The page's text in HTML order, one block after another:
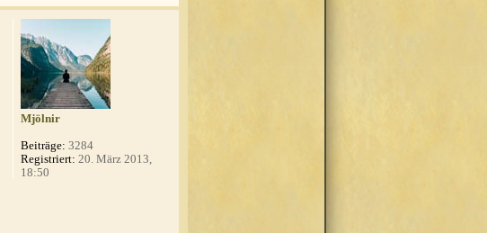
Mjölnir
Beiträge: 3284
Registriert: 20. März 2013,
18:50